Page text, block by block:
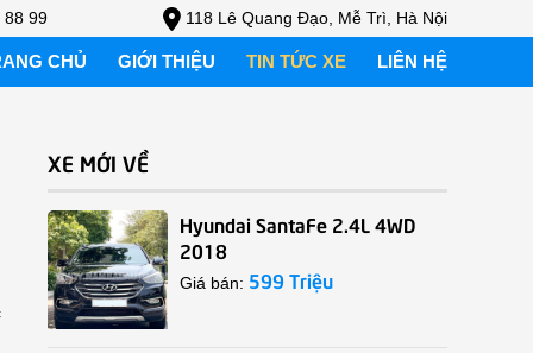
88 99 118 Lê Quang Đạo, Mễ Trì, Hà Nội
CHỦ GIỚI THIỆU TIN TỨC XE LIÊN HỆ
XE MỚI VỀ
Hyundai SantaFe 2.4L 4WD
2018
Giá bán: 599 Triệu